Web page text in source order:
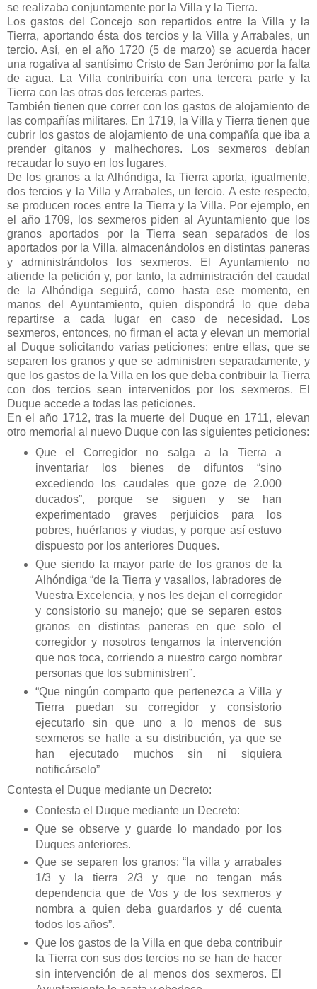
se realizaba conjuntamente por la Villa y la Tierra.
Los gastos del Concejo son repartidos entre la Villa y la
Tierra, aportando ésta dos tercios y la Villa y Arrabales, un
tercio. Así, en el año 1720 (5 de marzo) se acuerda hacer
una rogativa al santísimo Cristo de San Jerónimo por la falta
de agua. La Villa contribuiría con una tercera parte y la
Tierra con las otras dos terceras partes.
También tienen que correr con los gastos de alojamiento de
las compañías militares. En 1719, la Villa y Tierra tienen que
cubrir los gastos de alojamiento de una compañía que iba a
prender gitanos y malhechores. Los sexmeros debían
recaudar lo suyo en los lugares.
De los granos a la Alhóndiga, la Tierra aporta, igualmente,
dos tercios y la Villa y Arrabales, un tercio. A este respecto,
se producen roces entre la Tierra y la Villa. Por ejemplo, en
el año 1709, los sexmeros piden al Ayuntamiento que los
granos aportados por la Tierra sean separados de los
aportados por la Villa, almacenándolos en distintas paneras
y administrándolos los sexmeros. El Ayuntamiento no
atiende la petición y, por tanto, la administración del caudal
de la Alhóndiga seguirá, como hasta ese momento, en
manos del Ayuntamiento, quien dispondrá lo que deba
repartirse a cada lugar en caso de necesidad. Los
sexmeros, entonces, no firman el acta y elevan un memorial
al Duque solicitando varias peticiones; entre ellas, que se
separen los granos y que se administren separadamente, y
que los gastos de la Villa en los que deba contribuir la Tierra
con dos tercios sean intervenidos por los sexmeros. El
Duque accede a todas las peticiones.
En el año 1712, tras la muerte del Duque en 1711, elevan
otro memorial al nuevo Duque con las siguientes peticiones:
Que el Corregidor no salga a la Tierra a
inventariar los bienes de difuntos “sino
excediendo los caudales que goze de 2.000
ducados”, porque se siguen y se han
experimentado graves perjuicios para los
pobres, huérfanos y viudas, y porque así estuvo
dispuesto por los anteriores Duques.
Que siendo la mayor parte de los granos de la
Alhóndiga “de la Tierra y vasallos, labradores de
Vuestra Excelencia, y nos les dejan el corregidor
y consistorio su manejo; que se separen estos
granos en distintas paneras en que solo el
corregidor y nosotros tengamos la intervención
que nos toca, corriendo a nuestro cargo nombrar
personas que los subministren”.
“Que ningún comparto que pertenezca a Villa y
Tierra puedan su corregidor y consistorio
ejecutarlo sin que uno a lo menos de sus
sexmeros se halle a su distribución, ya que se
han ejecutado muchos sin ni siquiera
notificárselo”
Contesta el Duque mediante un Decreto:
Contesta el Duque mediante un Decreto:
Que se observe y guarde lo mandado por los
Duques anteriores.
Que se separen los granos: “la villa y arrabales
1/3 y la tierra 2/3 y que no tengan más
dependencia que de Vos y de los sexmeros y
nombra a quien deba guardarlos y dé cuenta
todos los años”.
Que los gastos de la Villa en que deba contribuir
la Tierra con sus dos tercios no se han de hacer
sin intervención de al menos dos sexmeros. El